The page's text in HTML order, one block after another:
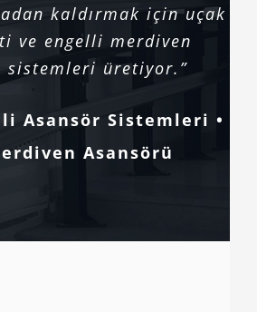
kaldırmak için uçak
ve engelli merdiven
sistemleri üretiyor.”
Asansör Sistemleri •
Asansörü